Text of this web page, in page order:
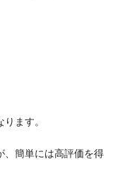
ます。
、簡単には高評価を得